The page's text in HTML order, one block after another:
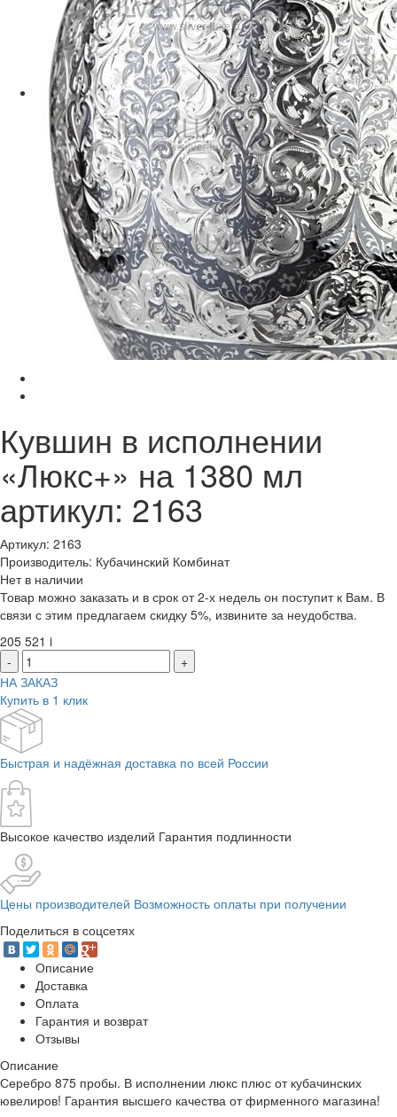
Кувшин в исполнении
«Люкс+» на 1380 мл
артикул: 2163
Артикул: 2163
Производитель: Кубачинский Комбинат
Нет в наличии
Товар можно заказать и в срок от 2-х недель он поступит к Вам. В
связи с этим предлагаем скидку 5%, извините за неудобства.
205 521 i
-
+
НА ЗАКАЗ
Купить в 1 клик
Быстрая и надёжная доставка по всей России
Высокое качество изделий Гарантия подлинности
Цены производителей Возможность оплаты при получении
Поделиться в соцсетях
Описание
Доставка
Оплата
Гарантия и возврат
Отзывы
Описание
Серебро 875 пробы. В исполнении люкс плюс от кубачинских
ювелиров! Гарантия высшего качества от фирменного магазина!